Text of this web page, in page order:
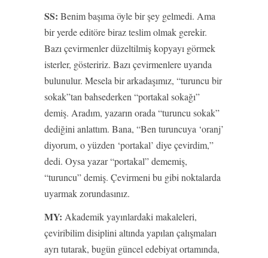
SS: Benim başıma öyle bir şey gelmedi. Ama
bir yerde editöre biraz teslim olmak gerekir.
Bazı çevirmenler düzeltilmiş kopyayı görmek
isterler, gösteririz. Bazı çevirmenlere uyarıda
bulunulur. Mesela bir arkadaşımız, “turuncu bir
sokak”tan bahsederken “portakal sokağı”
demiş. Aradım, yazarın orada “turuncu sokak”
dediğini anlattım. Bana, “Ben turuncuya ‘oranj’
diyorum, o yüzden ‘portakal’ diye çevirdim,”
dedi. Oysa yazar “portakal” dememiş,
“turuncu” demiş. Çevirmeni bu gibi noktalarda
uyarmak zorundasınız.
MY: Akademik yayınlardaki makaleleri,
çeviribilim disiplini altında yapılan çalışmaları
ayrı tutarak, bugün güncel edebiyat ortamında,